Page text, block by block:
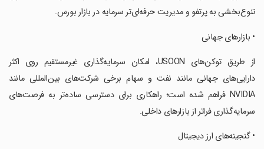
تنوع‌بخشی به پرتفو و مدیریت حرفه‌ای‌تر سرمایه در بازار بورس.
‏• بازارهای جهانی
‏از طریق توکن‌های USOON، امکان سرمایه‌گذاری غیرمستقیم روی اکثر
دارایی‌های جهانی مانند نفت و سهام برخی شرکت‌های بین‌المللی مانند
NVIDIA فراهم شده است؛ راهکاری برای دسترسی ساده‌تر به فرصت‌های
سرمایه‌گذاری فراتر از بازارهای داخلی.
‏• گنجینه‌های ارز دیجیتال